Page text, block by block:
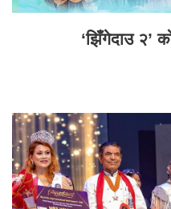
‘झिँगेदाउ २’